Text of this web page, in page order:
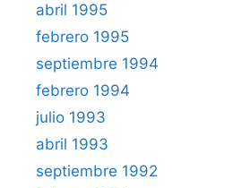
abril 1995
febrero 1995
septiembre 1994
febrero 1994
julio 1993
abril 1993
septiembre 1992